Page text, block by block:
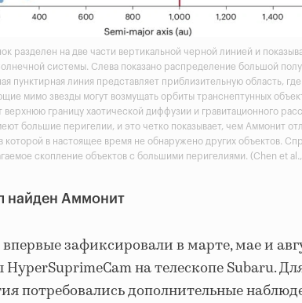
разделен на две части вертикальной черной линией и
системы. Слева показано распределение большой
пунктирная линия представляет приблизительную область,
мимо звезды могут возмущать орбиты транснептунных
верхнюю границу хаотической диффузии и гравитационного
большие перигелии, и это четко показывает, чем Аммонит
которой в настоящее время не обнаружено других объектов.
скопление объектов с большими перигелиями. (Chen et al.,
найден Аммонит
зафиксировали в марте, мае и
на телескопе Subaru.
потребовались дополнительные